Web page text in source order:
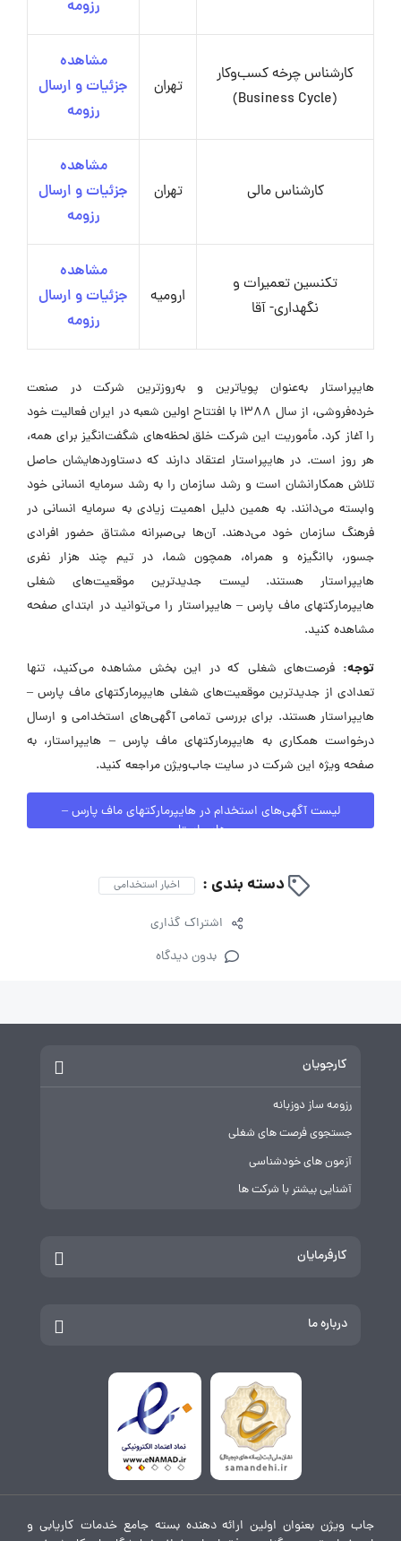
رزومه
کارشناس چرخه کسب‌وکار
(Business Cycle)
تهران
مشاهده
جزئیات و ارسال
رزومه
کارشناس مالی تهران
مشاهده
جزئیات و ارسال
رزومه
تکنسین تعمیرات و
نگهداری- آقا
ارومیه
مشاهده
جزئیات و ارسال
رزومه
هایپراستار به‌عنوان پویاترین و به‌روزترین شرکت در صنعت
خرده‌فروشی، از سال ۱۳۸۸ با افتتاح اولین شعبه در ایران فعالیت خود
را آغاز کرد. مأموریت این شرکت خلق لحظه‌های شگفت‌انگیز برای همه،
هر روز است. در هایپراستار اعتقاد دارند که دستاوردهایشان حاصل
تلاش همکارانشان است و رشد سازمان را به رشد سرمایه انسانی خود
وابسته می‌دانند. به همین دلیل اهمیت زیادی به سرمایه انسانی در
فرهنگ سازمان خود می‌دهند. آن‌ها بی‌صبرانه مشتاق حضور افرادی
جسور، باانگیزه و همراه، همچون شما، در تیم چند هزار نفری
هایپراستار هستند. لیست جدیدترین موقعیت‌های شغلی
هایپرمارکتهای ماف پارس – هایپراستار را می‌توانید در ابتدای صفحه
مشاهده کنید.
توجه: فرصت‌های شغلی که در این بخش مشاهده می‌کنید، تنها
تعدادی از جدیدترین موقعیت‌های شغلی هایپرمارکتهای ماف پارس –
هایپراستار هستند. برای بررسی تمامی آگهی‌های استخدامی و ارسال
درخواست همکاری به هایپرمارکتهای ماف پارس – هایپراستار، به
صفحه ویژه این شرکت در سایت جاب‌ویژن مراجعه کنید.
لیست آگهی‌های استخدام در هایپرمارکتهای ماف پارس –
هایپراستار
دسته بندی : اخبار استخدامی
اشتراک گذاری
بدون دیدگاه
کارجویان
رزومه ساز دوزبانه
جستجوی فرصت های شغلی
آزمون های خودشناسی
آشنایی بیشتر با شرکت ها
کارفرمایان
درباره ما
جاب ویژن بعنوان اولین ارائه دهنده بسته جامع خدمات کاریابی و